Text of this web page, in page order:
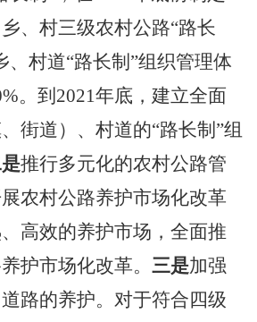
、村三级农村公路“路长
、村道“路长制 ”组织管理体
。到 2021年底，建立全面
街道）、村道的“路长制 ”组
推行多元化的农村公路管
农村公路养护市场化改革
高效的养护市场，全面推
护市场化改革。 三是加强
路的养护。对于符合四级